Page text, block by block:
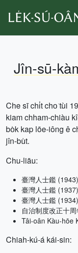
Jîn-sū-
Che sī chi̍t cho͘ tùi
kiam chham-chiàu
bo̍k kap lōe-iông ê
jîn-bu̍t.
Chu-liāu:
臺灣人士鑑
臺灣人士鑑
臺灣人士鑑
自治制度改正十
Tâi-oân Kàu-hōe
Chiah-kú-á kái-sin: